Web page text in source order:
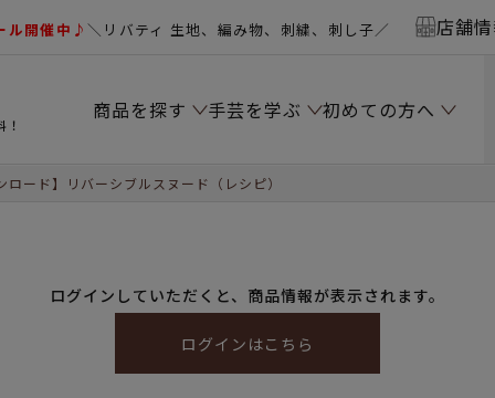
ル開催中♪＼リバティ 生地、編み物、刺繍、刺し子／ 店舗
商品を探す 手芸を学ぶ 初めての方へ
ード】リバーシブルスヌード（レシピ）
ログインしていただくと、商品情報が表示されます。
ログインはこちら